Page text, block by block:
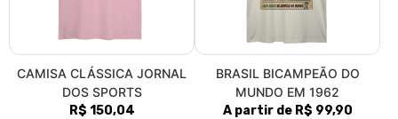
CAMISA CLÁSSICA JORNAL
DOS SPORTS
R$ 150,04
BRASIL BICAMPEÃO DO
MUNDO EM 1962
A partir de R$ 99,90